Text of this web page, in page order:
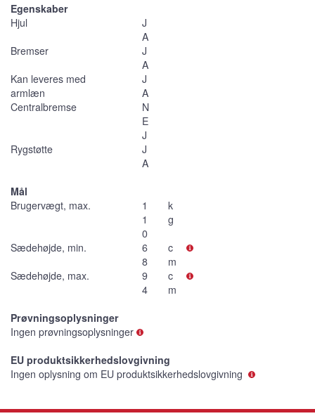
Egenskaber
Hjul
J
A
Bremser
J
A
Kan leveres med
armlæn
J
A
Centralbremse
N
E
J
Rygstøtte
J
A
Mål
Brugervægt, max.
1
1
0
k
g
Sædehøjde, min.
6
8
c
m
Sædehøjde, max.
9
4
c
m
Prøvningsoplysninger
Ingen prøvningsoplysninger
EU produktsikkerhedslovgivning
Ingen oplysning om EU produktsikkerhedslovgivning